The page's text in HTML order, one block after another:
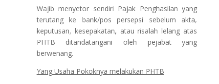
Wajib menyetor sendiri Pajak Penghasilan yang
terutang ke bank/pos persepsi sebelum akta,
keputusan, kesepakatan, atau risalah lelang atas
PHTB ditandatangani oleh pejabat yang
berwenang.
Yang Usaha Pokoknya melakukan PHTB